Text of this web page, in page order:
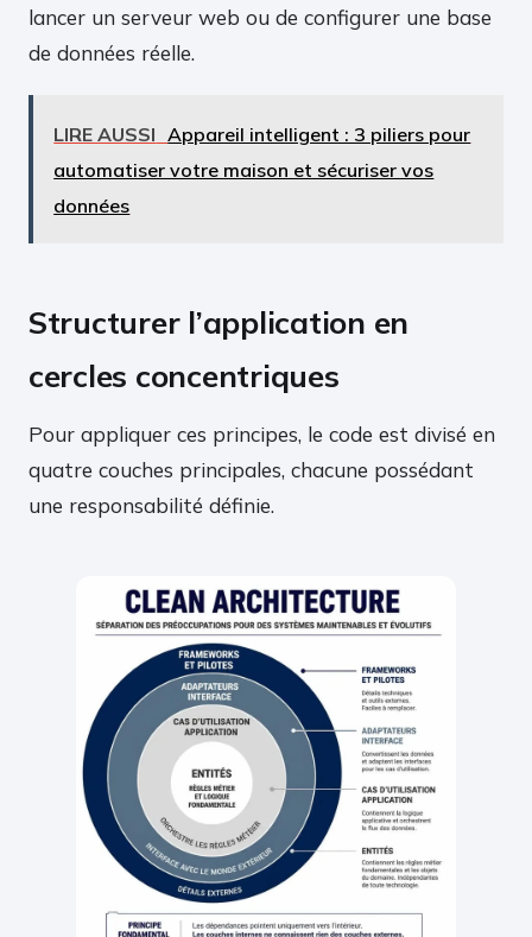
lancer un serveur web ou de configurer une base
de données réelle.
LIRE AUSSI Appareil intelligent : 3 piliers pour
automatiser votre maison et sécuriser vos
données
Structurer l’application en
cercles concentriques
Pour appliquer ces principes, le code est divisé en
quatre couches principales, chacune possédant
une responsabilité définie.